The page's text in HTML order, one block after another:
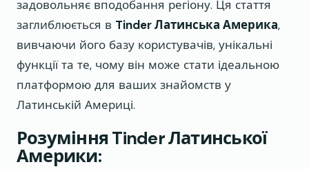
задовольняє вподобання регіону. Ця стаття
заглиблюється в Tinder Латинська Америка,
вивчаючи його базу користувачів, унікальні
функції та те, чому він може стати ідеальною
платформою для ваших знайомств у
Латинській Америці.
Розуміння Tinder Латинської
Америки: